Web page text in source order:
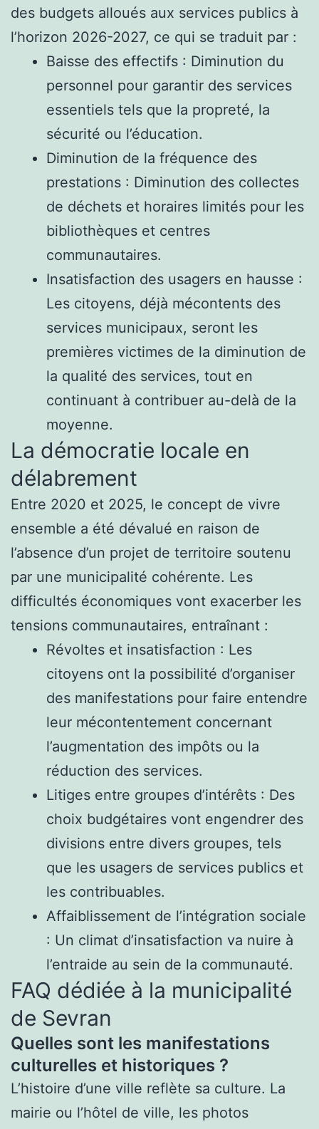
des budgets alloués aux services publics à
l’horizon 2026-2027, ce qui se traduit par :
Baisse des effectifs : Diminution du
personnel pour garantir des services
essentiels tels que la propreté, la
sécurité ou l’éducation.
Diminution de la fréquence des
prestations : Diminution des collectes
de déchets et horaires limités pour les
bibliothèques et centres
communautaires.
Insatisfaction des usagers en hausse :
Les citoyens, déjà mécontents des
services municipaux, seront les
premières victimes de la diminution de
la qualité des services, tout en
continuant à contribuer au-delà de la
moyenne.
La démocratie locale en
délabrement
Entre 2020 et 2025, le concept de vivre
ensemble a été dévalué en raison de
l’absence d’un projet de territoire soutenu
par une municipalité cohérente. Les
difficultés économiques vont exacerber les
tensions communautaires, entraînant :
Révoltes et insatisfaction : Les
citoyens ont la possibilité d’organiser
des manifestations pour faire entendre
leur mécontentement concernant
l’augmentation des impôts ou la
réduction des services.
Litiges entre groupes d’intérêts : Des
choix budgétaires vont engendrer des
divisions entre divers groupes, tels
que les usagers de services publics et
les contribuables.
Affaiblissement de l’intégration sociale
: Un climat d’insatisfaction va nuire à
l’entraide au sein de la communauté.
FAQ dédiée à la municipalité
de Sevran
Quelles sont les manifestations
culturelles et historiques ?
L’histoire d’une ville reflète sa culture. La
mairie ou l’hôtel de ville, les photos